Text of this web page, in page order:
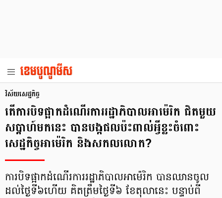
វិស័យសេដ្ឋកិច្ច
តើការបិទផ្អាកដំណើរការរដ្ឋាភិបាលអាម៉េរិក ជិតមួយ
សប្ដាហ៍មកនេះ បានបង្កផលប៉ះពាល់អ្វីខ្លះចំពោះ
សេដ្ឋកិច្ចអាម៉េរិក និងសកលលោក?
ការបិទផ្អាកដំណើរការរដ្ឋាភិបាលអាម៉េរិក បានឈានចូល
ដល់ថ្ងៃទី៦ហើយ គិតត្រឹមថ្ងៃទី៦ ខែតុលានេះ បន្ទាប់ពី